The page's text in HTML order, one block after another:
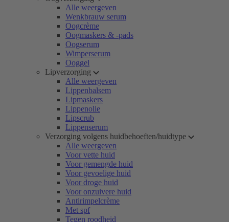
Alle weergeven
Wenkbrauw serum
Oogcrème
Oogmaskers & -pads
Oogserum
Wimperserum
Ooggel
Lipverzorging
Alle weergeven
Lippenbalsem
Lipmaskers
Lippenolie
Lipscrub
Lippenserum
Verzorging volgens huidbehoeften/huidtype
Alle weergeven
Voor vette huid
Voor gemengde huid
Voor gevoelige huid
Voor droge huid
Voor onzuivere huid
Antirimpelcrème
Met spf
Tegen roodheid